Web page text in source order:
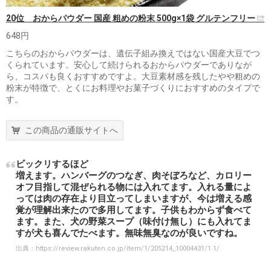
20位 おからパウダー 国産 粗めの粉末 500g×1袋 グルテンフリー
648円
こちらのおからパウダーは、遺伝子組み換えではない国産大豆でつ
くられています。安心して続けられるおからパウダーでありなが
ら、コスパも良くおすすめですよ。大豆素材感を残したやや粗めの
粉末が特徴で、とくにお料理やお菓子づくりにおすすめのタイプで
す。
この商品の通販サイトへ
ビックリするほど
増えます。ハンバーグのつなぎ、肉そぼろなど、カロリー
オフ目指して混ぜられる物には入れてます。入れる量によ
っては肉の存在より目立ってしまいますが、今は増える感
覚が理解出来たので多用してます。子供もわからず食べて
ます。また、犬の野菜スープ（味付け無し）にも入れてま
すが犬も喜んでたべます。無味無臭なのが良いですね。
出典： https://review.rakuten.co.jp/item/1/205214_10004431/1.1/